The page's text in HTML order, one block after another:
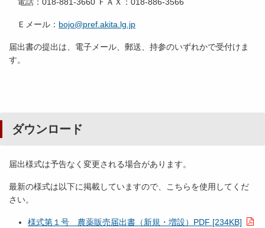
Ｅメール： bojo@pref.akita.lg.jp
届出書の提出は、電子メール、郵送、持参のいずれかで受付けま
す。
ダウンロード
届出様式は予告なく変更される場合があります。
最新の様式は以下に掲載していますので、こちらを使用してくだ
さい。
様式第１号 農薬販売届出書（新規・増設）PDF [234KB]